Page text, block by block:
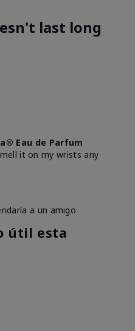
last long
Eau de Parfum
it on my wrists any
a un amigo
útil esta